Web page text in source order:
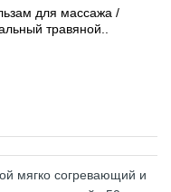
для массажа /
травяной..